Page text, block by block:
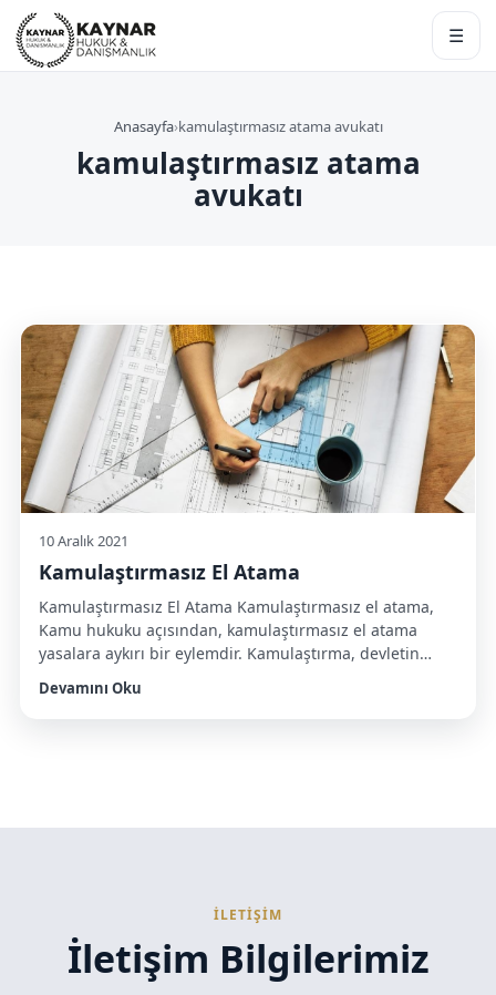
☰
Anasayfa›kamulaştırmasız atama avukatı
kamulaştırmasız atama
avukatı
10 Aralık 2021
Kamulaştırmasız El Atama
Kamulaştırmasız El Atama Kamulaştırmasız el atama,
Kamu hukuku açısından, kamulaştırmasız el atama
yasalara aykırı bir eylemdir. Kamulaştırma, devletin
belirli bir kamu yararı nedeniyle, özel mülkiyete konu
olan taşınmazları devletin eline geçirmesi ve
Devamını Oku
İLETİŞİM
İletişim Bilgilerimiz